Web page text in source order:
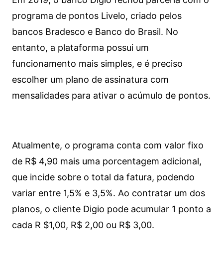
programa de pontos Livelo, criado pelos
bancos Bradesco e Banco do Brasil. No
entanto, a plataforma possui um
funcionamento mais simples, e é preciso
escolher um plano de assinatura com
mensalidades para ativar o acúmulo de pontos.
Atualmente, o programa conta com valor fixo
de R$ 4,90 mais uma porcentagem adicional,
que incide sobre o total da fatura, podendo
variar entre 1,5% e 3,5%. Ao contratar um dos
planos, o cliente Digio pode acumular 1 ponto a
cada R $1,00, R$ 2,00 ou R$ 3,00.